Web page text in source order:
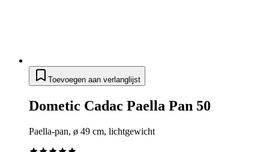
Toevoegen aan verlanglijst
Dometic Cadac Paella Pan 50
Paella-pan, ø 49 cm, lichtgewicht